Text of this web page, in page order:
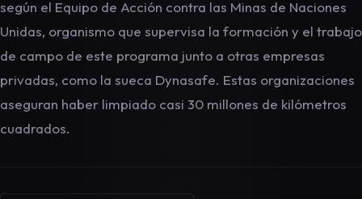
según el Equipo de Acción contra las Minas de Naciones
Unidas, organismo que supervisa la formación y el trabajo
de campo de este programa junto a otras empresas
privadas, como la sueca Dynasafe. Estas organizaciones
aseguran haber limpiado casi 30 millones de kilómetros
cuadrados.